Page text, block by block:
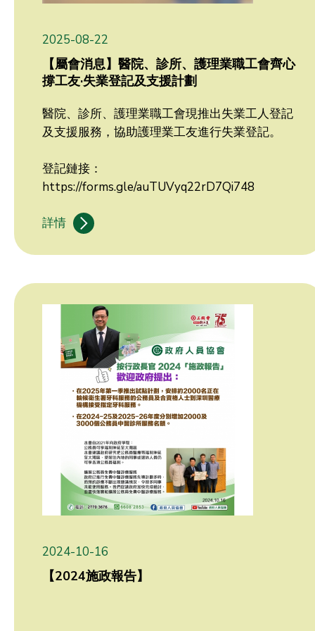
2025-08-22
【屬會消息】醫院、診所、護理業職工會齊心
撐工友·失業登記及支援計劃
醫院、診所、護理業職工會現推出失業工人登記
及支援服務，協助護理業工友進行失業登記。
登記鏈接：
https://forms.gle/auTUVyq22rD7Qi748
詳情
2024-10-16
【2024施政報告】